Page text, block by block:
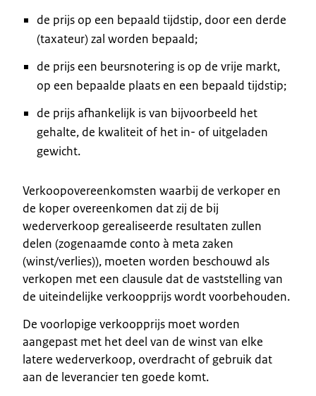
de prijs op een bepaald tijdstip, door een derde
(taxateur) zal worden bepaald;
de prijs een beursnotering is op de vrije markt,
op een bepaalde plaats en een bepaald tijdstip;
de prijs afhankelijk is van bijvoorbeeld het
gehalte, de kwaliteit of het in- of uitgeladen
gewicht.
Verkoopovereenkomsten waarbij de verkoper en
de koper overeenkomen dat zij de bij
wederverkoop gerealiseerde resultaten zullen
delen (zogenaamde conto à meta zaken
(winst/verlies)), moeten worden beschouwd als
verkopen met een clausule dat de vaststelling van
de uiteindelijke verkoopprijs wordt voorbehouden.
De voorlopige verkoopprijs moet worden
aangepast met het deel van de winst van elke
latere wederverkoop, overdracht of gebruik dat
aan de leverancier ten goede komt.